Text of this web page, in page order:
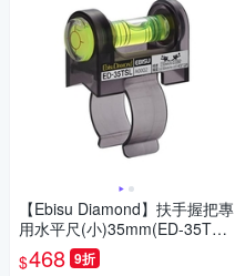
【Ebisu Diamond】扶手握把專
用水平尺(小)35mm(ED-35TS
$468 9折